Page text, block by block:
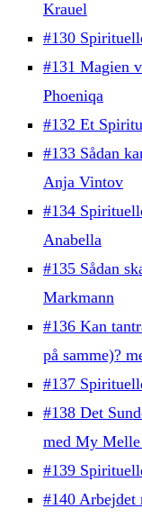
Krauel
#130
#131 Magien
Phoeniqa
#132 Et
#133 Sådan
Anja Vintov
#134
Anabella
#135 Sådan
Markmann
#136 Kan
på samme)?
#137
#138 Det
med My
#139
#140 Arbejdet